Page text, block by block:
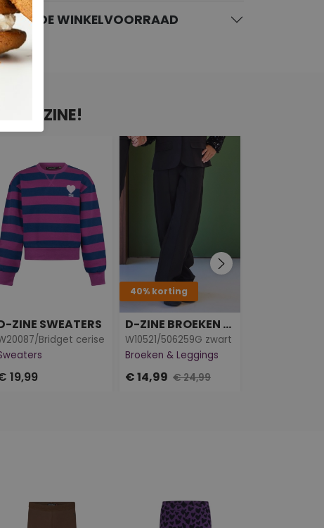
DE WINKELVOORRAAD
D-ZINE!
ZINE SWEATERS
Bridget cerise
19,99
40% korting
D-ZINE BROEKEN & LEGGINGS
W10521/506259G zwart
Broeken & Leggings
€ 14,99 € 24,99